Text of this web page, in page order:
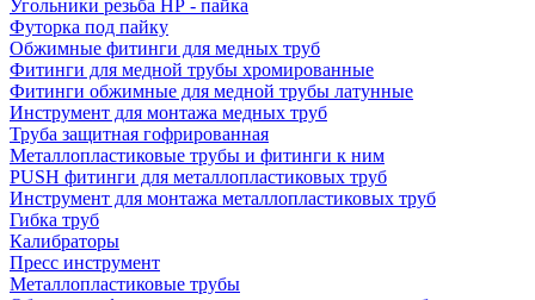
Угольники резьба НР - пайка
Футорка под пайку
Обжимные фитинги для медных труб
Фитинги для медной трубы хромированные
Фитинги обжимные для медной трубы латунные
Инструмент для монтажа медных труб
Труба защитная гофрированная
Металлопластиковые трубы и фитинги к ним
PUSH фитинги для металлопластиковых труб
Инструмент для монтажа металлопластиковых труб
Гибка труб
Калибраторы
Пресс инструмент
Металлопластиковые трубы